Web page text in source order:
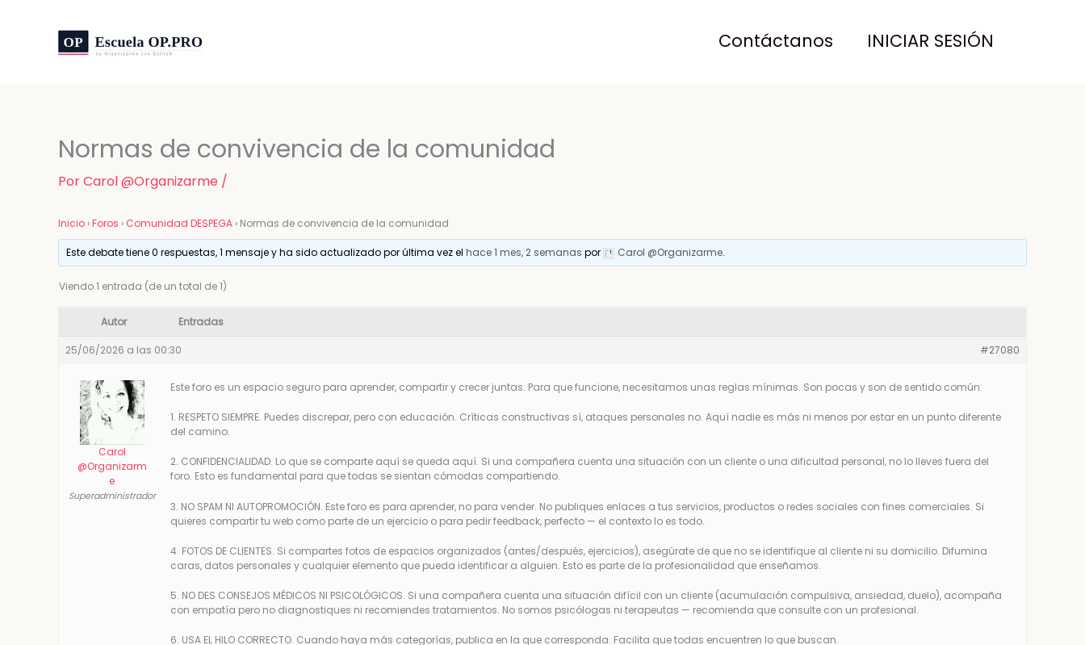
contenido
Contáctanos INICIAR SESIÓN
Normas de convivencia de la comunidad
PorCarol @Organizarme /
Inicio ›Foros › Comunidad DESPEGA › Normas de convivencia de la comunidad
Este debate tiene 0 respuestas, 1 mensaje y ha sido actualizado por última vez elhace 1 mes, 2 semanas por Carol @Organizarme.
Viendo 1 entrada (de un total de 1)
Autor Entradas
25/06/2026 a las 00:30 #27080
Carol
@Organizarm
e
Superadministrador
Este foro es un espacio seguro para aprender, compartir y crecer juntas. Para que funcione, necesitamos unas reglas mínimas. Son pocas y son de sentido común:
1. RESPETO SIEMPRE. Puedes discrepar, pero con educación. Críticas constructivas sí, ataques personales no. Aquí nadie es más ni menos por estar en un punto diferente
del camino.
2. CONFIDENCIALIDAD. Lo que se comparte aquí se queda aquí. Si una compañera cuenta una situación con un cliente o una dificultad personal, no lo lleves fuera del
foro. Esto es fundamental para que todas se sientan cómodas compartiendo.
3. NO SPAM NI AUTOPROMOCIÓN. Este foro es para aprender, no para vender. No publiques enlaces a tus servicios, productos o redes sociales con fines comerciales. Si
quieres compartir tu web como parte de un ejercicio o para pedir feedback, perfecto — el contexto lo es todo.
4. FOTOS DE CLIENTES. Si compartes fotos de espacios organizados (antes/después, ejercicios), asegúrate de que no se identifique al cliente ni su domicilio. Difumina
caras, datos personales y cualquier elemento que pueda identificar a alguien. Esto es parte de la profesionalidad que enseñamos.
5. NO DES CONSEJOS MÉDICOS NI PSICOLÓGICOS. Si una compañera cuenta una situación difícil con un cliente (acumulación compulsiva, ansiedad, duelo), acompaña
con empatía pero no diagnostiques ni recomiendes tratamientos. No somos psicólogas ni terapeutas — recomienda que consulte con un profesional.
6. USA EL HILO CORRECTO. Cuando haya más categorías, publica en la que corresponda. Facilita que todas encuentren lo que buscan.